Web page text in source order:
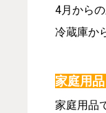
4月から
冷蔵庫か
家庭用
家庭用品